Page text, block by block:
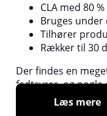
CLA med 80
Bruges
Tilhører
Rækker til 30
Der findes en
fedtsyrer, og
gennem kosten.
Læs mere